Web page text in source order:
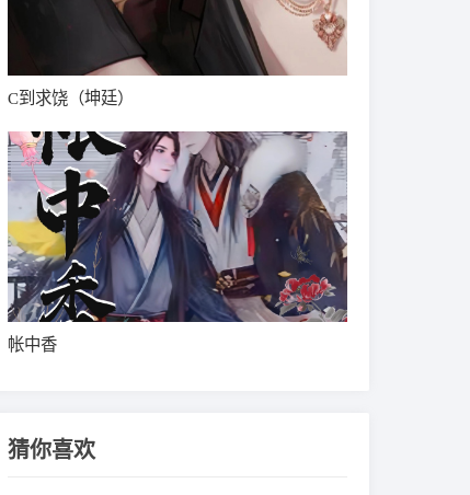
C到求饶（坤廷）
帐中香
猜你喜欢